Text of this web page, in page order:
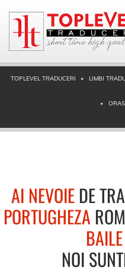
TOPLEVEL TRADUCERI LIMBI
AI NEVOIEDE
PORTUGHEZA
NOI